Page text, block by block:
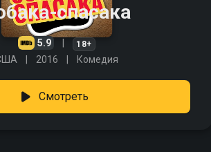
спасака
5.9 18+
2016 Комедия
Смотреть